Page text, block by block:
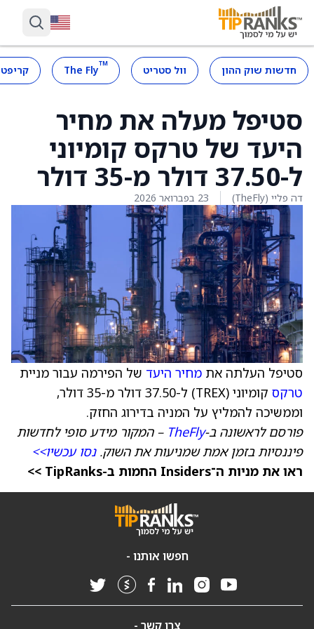
חדשות שוק ההון וול סטריט ™
The Fly
סטיפל מעלה את מחיר
היעד של טרקס קומיוני
ל-37.50 דולר מ-35 דולר
דה פליי (TheFly) 23 בפברואר 2026
סטיפל העלתה את מחיר היעד של הפירמה עבור מניית
טרקס
קומיוני (TREX) ל-37.50 דולר מ-35 דולר,
וממשיכה להמליץ על המניה בדירוג החזק.
פורסם לראשונה ב-TheFly – המקור מידע סופי לחדשות
פיננסיות בזמן אמת שמניעות את השוק.נסו עכשיו>>
ראו את מניות ה־Insiders החמות ב-TipRanks >>
חפשו אותנו -
צרו קשר -